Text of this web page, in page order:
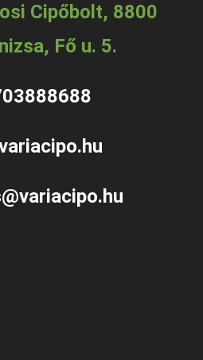
Cipőbolt, 8800
Fő u. 5.